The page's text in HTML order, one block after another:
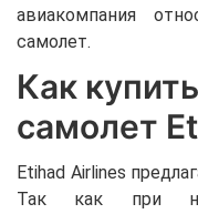
авиакомпания
самолет.
Как
самолет
Etihad Airlines
Так как при